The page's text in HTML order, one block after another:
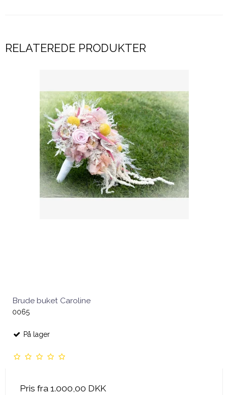
RELATEREDE PRODUKTER
Brude buket Caroline
0065
På lager
Pris fra 1.000,00 DKK